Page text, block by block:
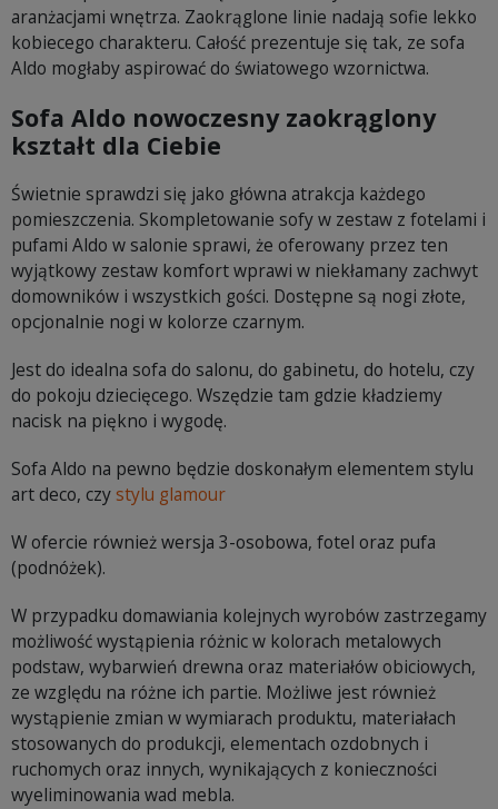
aranżacjami wnętrza. Zaokrąglone linie nadają sofie lekko
kobiecego charakteru. Całość prezentuje się tak, ze sofa
Aldo mogłaby aspirować do światowego wzornictwa.
Sofa Aldo nowoczesny zaokrąglony
kształt dla Ciebie
Świetnie sprawdzi się jako główna atrakcja każdego
pomieszczenia. Skompletowanie sofy w zestaw z fotelami i
pufami Aldo w salonie sprawi, że oferowany przez ten
wyjątkowy zestaw komfort wprawi w niekłamany zachwyt
domowników i wszystkich gości. Dostępne są nogi złote,
opcjonalnie nogi w kolorze czarnym.
Jest do idealna sofa do salonu, do gabinetu, do hotelu, czy
do pokoju dziecięcego. Wszędzie tam gdzie kładziemy
nacisk na piękno i wygodę.
Sofa Aldo na pewno będzie doskonałym elementem stylu
art deco, czystylu glamour
W ofercie również wersja 3-osobowa, fotel oraz pufa
(podnóżek).
W przypadku domawiania kolejnych wyrobów zastrzegamy
możliwość wystąpienia różnic w kolorach metalowych
podstaw, wybarwień drewna oraz materiałów obiciowych,
ze względu na różne ich partie. Możliwe jest również
wystąpienie zmian w wymiarach produktu, materiałach
stosowanych do produkcji, elementach ozdobnych i
ruchomych oraz innych, wynikających z konieczności
wyeliminowania wad mebla.